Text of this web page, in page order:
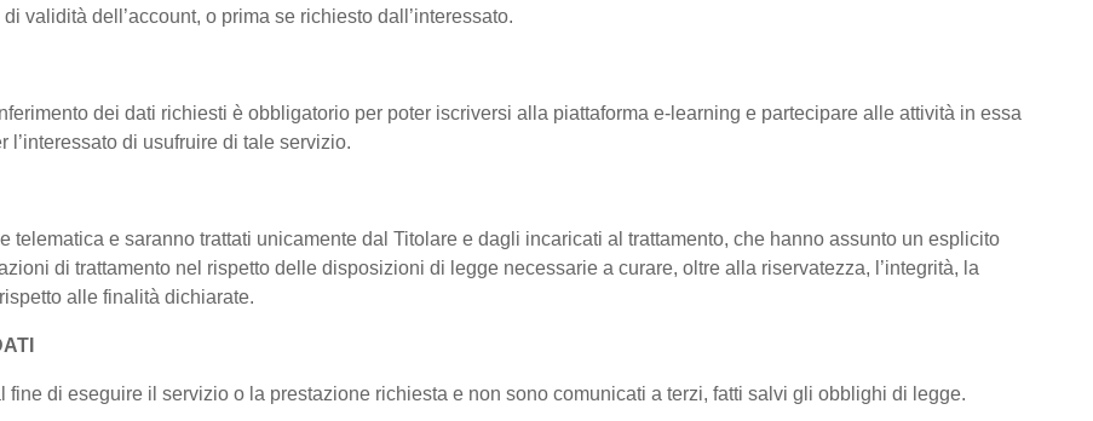
validità dell’account, o prima se richiesto dall’interessato.
dei dati richiesti è obbligatorio per poter iscriversi alla piattaforma e-learning e partecipare alle attività in essa
l’interessato di usufruire di tale servizio.
telematica e saranno trattati unicamente dal Titolare e dagli incaricati al trattamento, che hanno assunto un esplicito
di trattamento nel rispetto delle disposizioni di legge necessarie a curare, oltre alla riservatezza, l’integrità, la
alle finalità dichiarate.
fine di eseguire il servizio o la prestazione richiesta e non sono comunicati a terzi, fatti salvi gli obblighi di legge.